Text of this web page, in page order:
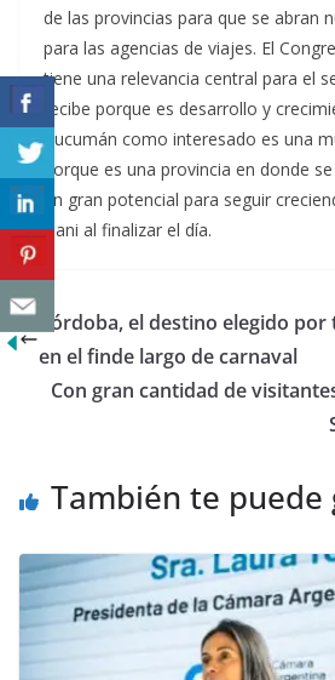
de las provincias para que se abran
para las agencias de viajes. El
tiene una relevancia central para el
recibe porque es desarrollo y
Tucumán como interesado es una
porque es una provincia en donde
un gran potencial para seguir
Hani al finalizar el día.
Córdoba, el destino elegido
en el finde largo de carnaval
Con gran cantidad de
También te puede